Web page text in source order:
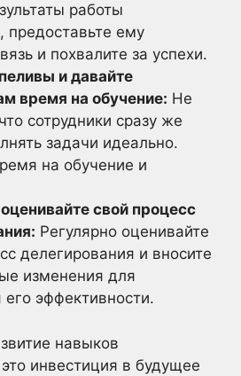
работы
предоставьте ему
и похвалите за успехи.
и давайте
время на обучение: Не
сотрудники сразу же
задачи идеально.
на обучение и
свой процесс
Регулярно оценивайте
делегирования и вносите
изменения для
эффективности.
навыков
инвестиция в будущее